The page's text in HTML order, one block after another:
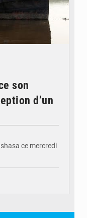
son
d’un
ce mercredi